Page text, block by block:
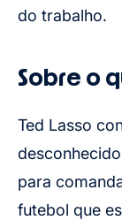
do trabalho.
Sobre o
Ted Lasso
para
futebol que